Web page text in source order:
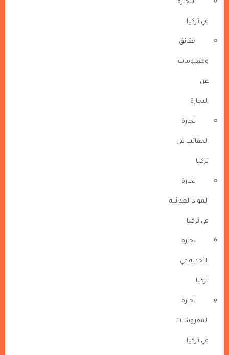
التجارة
في تركيا
حقائق
ومعلومات
عن
التجارة
تجارة
الحقائب فى
تركيا
تجارة
المواد الغذائية
في تركيا
تجارة
الأحذية في
تركيا
تجارة
المفروشات
في تركيا